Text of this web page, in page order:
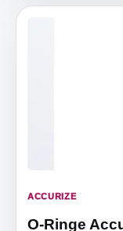
ACCURIZE
O-Ringe